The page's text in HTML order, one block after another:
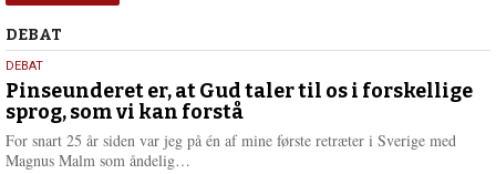
Debat
DEBAT
5.
august
2026
DEBAT
Pinseunderet er, at Gud taler til os i forskellige
sprog, som vi kan forstå
For snart 25 år siden var jeg på én af mine første retræter i Sverige med
Magnus Malm som åndelig…